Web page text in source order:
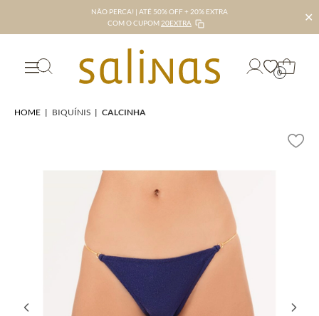
NÃO PERCA! | ATÉ 50% OFF + 20% EXTRA
COM O CUPOM 20EXTRA ✕
0
HOME | BIQUÍNIS | CALCINHA